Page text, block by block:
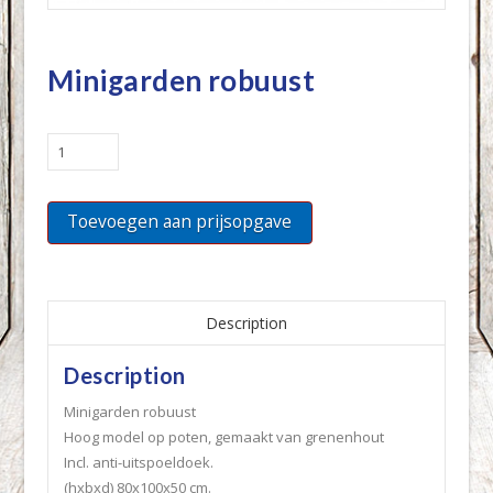
Minigarden robuust
Minigarden
robuust
Toevoegen aan prijsopgave
Description
Description
Minigarden robuust
Hoog model op poten, gemaakt van grenenhout
Incl. anti-uitspoeldoek.
(hxbxd) 80x100x50 cm.